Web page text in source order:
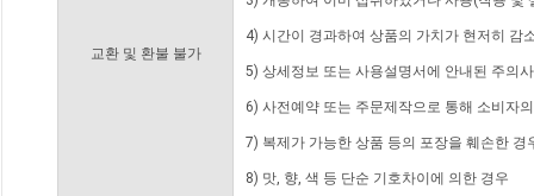
교환 및 환불 불가
4) 시간이 경과하여 상품의 가치가 현저히 감
5) 상세정보 또는 사용설명서에 안내된 주의
6) 사전예약 또는 주문제작으로 통해 소비자
7) 복제가 가능한 상품 등의 포장을 훼손한 경
8) 맛, 향, 색 등 단순 기호차이에 의한 경우